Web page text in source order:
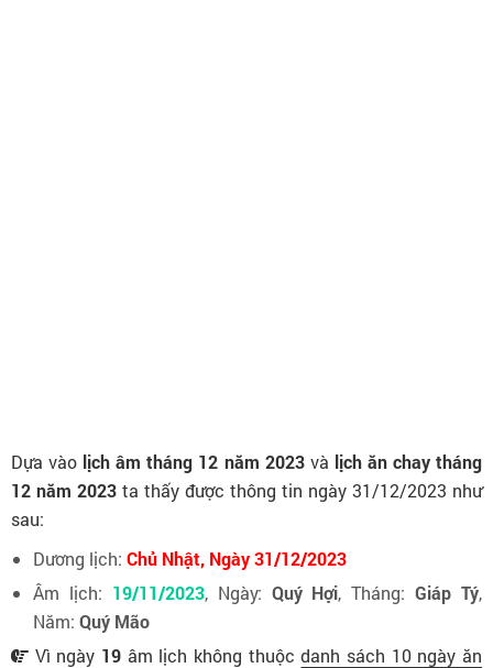
Dựa vào lịch âm tháng 12 năm 2023và lịch ăn chay tháng
12 năm 2023 ta thấy được thông tin ngày 31/12/2023 như
sau:
Dương lịch: Chủ Nhật, Ngày 31/12/2023
Âm lịch: 19/11/2023, Ngày: Quý Hợi, Tháng:Giáp Tý,
Năm: Quý Mão
Vì ngày 19 âm lịch không thuộcdanh sách 10 ngày ăn